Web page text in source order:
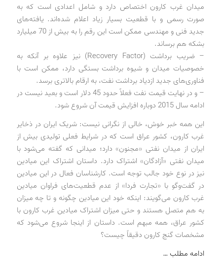
میدان غرب کارون اختصاص دارد و شامل اعدادی است که به
صورت رسمی و با قطعیت بسیار زیاد اعلام شده‌اند. یافته‌های
جدید فنی و مهندسی ممکن است این رقم را به بیش از 70 میلیارد
بشکه هم برساند.
– ضریب برداشت (Recovery Factor) نیز علاوه بر آنکه به
خصوصیات میدان و شیوه برداشت بستگی دارد، ممکن است با
فناوری‌های جدید ازدیاد برداشت نفت، به ارقام بالاتری برسد.
– و در نهایت قیمت نفت فعلاً حدود 45 دلار است و بعید نیست در
ادامه سال 2015 دوباره افزایش قیمت آن شروع شود.
این همه خبر خوش، خالی از نگرانی نیست: شریک ایران در ذخایر
غرب کارون، کشور عراق است که در شرایط فعلی تولیدی بیش از
ایران از میدان نفتی «مجنون» دارد؛ میدانی که گفته می‌شود با
میدان نفتی «آزادگان» اشتراک دارد. داستان اشتراک این میادین
نیز در نوع خود جالب توجه است. کارشناسان فعال در این میادین
در گفت‌وگو با «تجارت فردا» از عدم قطعیت‌های فراوان میادین
غرب کارون می‌گویند: اینکه خود این میادین چگونه و تا چه میزان
به هم متصل هستند و حتی میزان اشتراک میادین غرب کارون با
کشور عراق، همه مبهم است. داستان از اینجا شروع می‌شود که
مشخصات گنج کارون دقیقاً چیست؟
ادامه مطلب …